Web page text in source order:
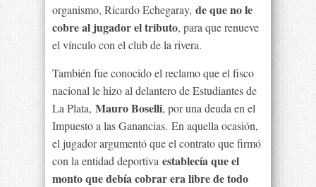
organismo, Ricardo Echegaray, de que no le
cobre al jugador el tributo, para que renueve
el vínculo con el club de la rivera.
También fue conocido el reclamo que el fisco
nacional le hizo al delantero de Estudiantes de
La Plata, Mauro Boselli, por una deuda en el
Impuesto a las Ganancias. En aquella ocasión,
el jugador argumentó que el contrato que firmó
con la entidad deportiva establecía que el
monto que debía cobrar era libre de todo